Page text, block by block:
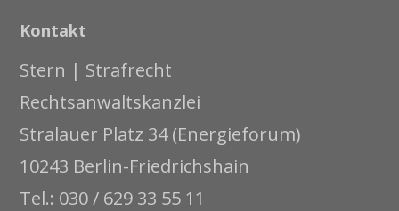
Kontakt
Stern | Strafrecht
Rechtsanwaltskanzlei
Stralauer Platz 34 (Energieforum)
10243 Berlin-Friedrichshain
Tel.: 030 / 629 33 55 11